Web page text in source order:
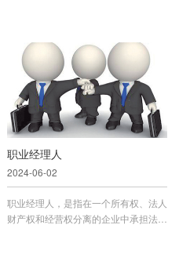
职业经理人
2024-06-02
职业经理人，是指在一个所有权、法人
财产权和经营权分离的企业中承担法人